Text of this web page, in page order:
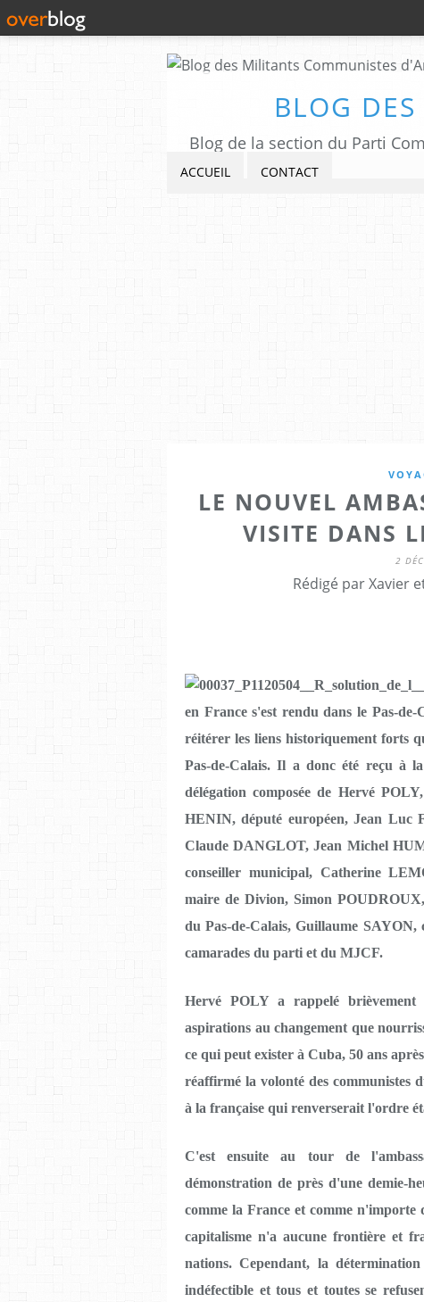
BLOG
Blog de la section du Parti
ACCUEIL CONTACT
LE NOUVEL
VISITE DANS
2
Rédigé par Xavier
en France s'est rendu dans le Pas-
réitérer les liens historiquement forts
Pas-de-Calais. Il a donc été reçu à
délégation composée de Hervé
HENIN, député européen, Jean Luc
Claude DANGLOT, Jean Michel
conseiller municipal, Catherine
maire de Divion, Simon
du Pas-de-Calais, Guillaume
camarades du parti et du MJCF.
Hervé POLY a rappelé
aspirations au changement que
ce qui peut exister à Cuba, 50 ans
réaffirmé la volonté des communistes
à la française qui renverserait l'ordre
C'est ensuite au tour de
démonstration de près d'une demie-
comme la France et comme
capitalisme n'a aucune frontière et
nations. Cependant, la
indéfectible et tous et toutes se